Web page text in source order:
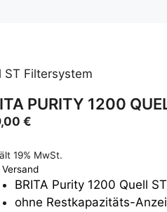
ST Filtersystem
PURITY 1200
€
19% MwSt.
Versand
BRITA Purity 1200 Quell
ohne Restkapazitäts-